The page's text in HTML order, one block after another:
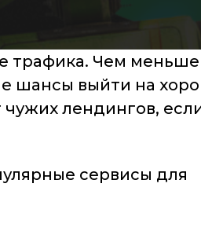
трафика. Чем
шансы выйти на
лендингов,
сервисы для